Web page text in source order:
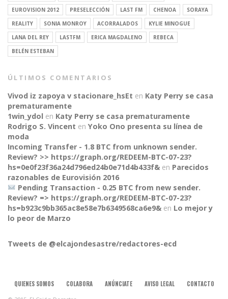
CONNECT
EUROVISION 2012
PRESELECCIÓN LAST FM CHENOA
SORAYA
REALITY
SONIA MONROY ACORRALADOS
KYLIE MINOGUE
LANA DEL REY
LASTFM ERICA MAGDALENO
REBECA
BELÉN ESTEBAN
ÚLTIMOS COMENTARIOS
Vivod iz zapoya v stacionare_hsEt en Katy Perry se casa
prematuramente
1win_ydol en Katy Perry se casa prematuramente
Rodrigo S. Vincent en Yoko Ono presenta su línea de
moda
Incoming Transfer - 1.8 BTC from unknown sender.
Review? >> https://graph.org/REDEEM-BTC-07-23?
hs=0e0f23f36a24d796ed24b0e71d4b433f& en Parecidos
razonables de Eurovisión 2016
Pending Transaction - 0.25 BTC from new sender.
Review? => https://graph.org/REDEEM-BTC-07-23?
hs=b923c9bb365ac8e58e7b6349568ca6e9& en Lo mejor y
lo peor de Marzo
Tweets de @elcajondesastre/redactores-ecd
QUIENES SOMOS COLABORA ANÚNCIATE AVISO LEGAL CONTACTO